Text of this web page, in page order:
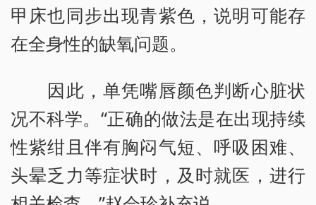
甲床也同步出现青紫色，说明可能存
在全身性的缺氧问题。
因此，单凭嘴唇颜色判断心脏状
况不科学。“正确的做法是在出现持续
性紫绀且伴有胸闷气短、呼吸困难、
头晕乏力等症状时，及时就医，进行